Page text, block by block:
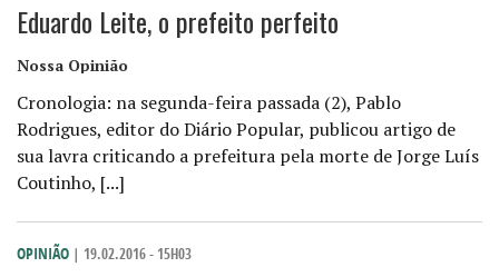
Eduardo Leite, o prefeito perfeito
Nossa Opinião
Cronologia: na segunda-feira passada (2), Pablo
Rodrigues, editor do Diário Popular, publicou artigo de
sua lavra criticando a prefeitura pela morte de Jorge Luís
Coutinho, [...]
OPINIÃO | 19.02.2016 - 15H03